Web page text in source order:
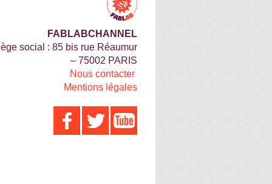
FABLABCHANNEL
social : 85 bis rue Réaumur
– 75002 PARIS
Nous contacter
Mentions légales